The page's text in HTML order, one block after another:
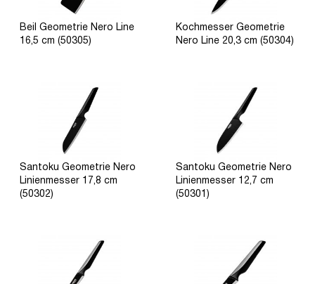
Beil Geometrie Nero Line
16,5 cm (50305)
Kochmesser Geometrie
Nero Line 20,3 cm (50304)
Santoku Geometrie Nero
Linienmesser 17,8 cm
(50302)
Santoku Geometrie Nero
Linienmesser 12,7 cm
(50301)